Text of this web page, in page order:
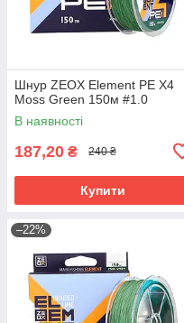
Шнур ZEOX Element PE X4
Moss Green 150м #1.0
В наявності
187,20 ₴ 240 ₴
Купити
–22%